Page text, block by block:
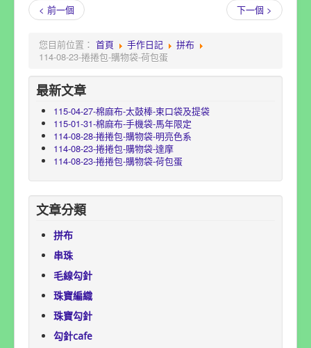
< 前一個 下一個 >
您目前位置： 首頁 手作日記
拼布
114-08-23-捲捲包-購物袋-荷包蛋
最新文章
115-04-27-棉麻布-太鼓棒-束口袋及提袋
115-01-31-棉麻布-手機袋-馬年限定
114-08-28-捲捲包-購物袋-明亮色系
114-08-23-捲捲包-購物袋-達摩
114-08-23-捲捲包-購物袋-荷包蛋
文章分類
拼布
串珠
毛線勾針
珠寶編織
珠寶勾針
勾針cafe